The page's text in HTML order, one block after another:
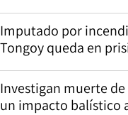
Imputado por
Tongoy queda en
Investigan muerte
un impacto balístico